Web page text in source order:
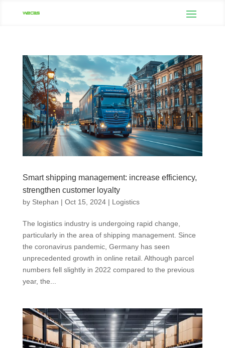
Smart shipping management: increase efficiency,
strengthen customer loyalty
by Stephan | Oct 15, 2024| Logistics
The logistics industry is undergoing rapid change,
particularly in the area of shipping management. Since
the coronavirus pandemic, Germany has seen
unprecedented growth in online retail. Although parcel
numbers fell slightly in 2022 compared to the previous
year, the...